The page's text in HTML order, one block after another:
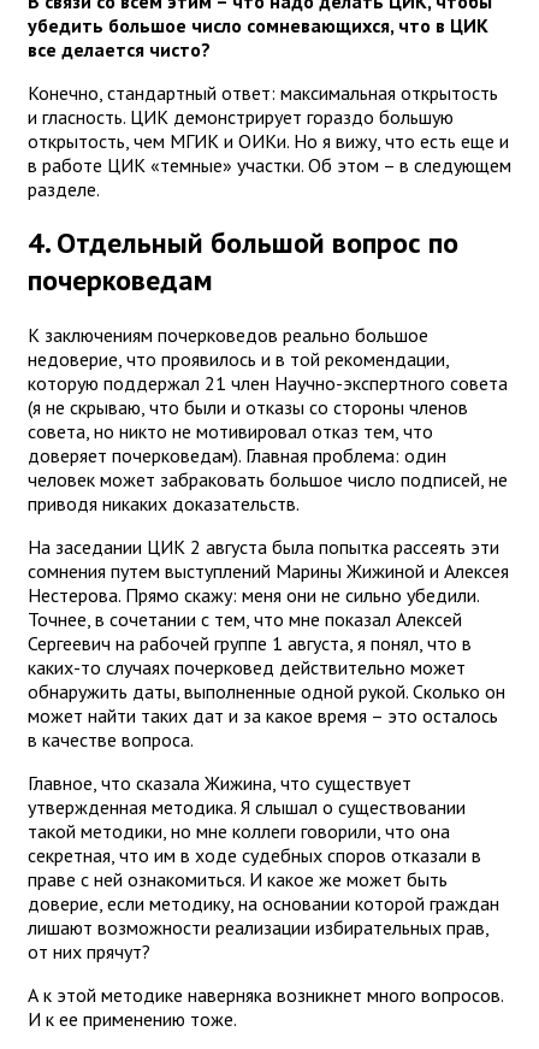
убедить большое число сомневающихся, что в ЦИК
все делается чисто?
Конечно, стандартный ответ: максимальная открытость
и гласность. ЦИК демонстрирует гораздо большую
открытость, чем МГИК и ОИКи. Но я вижу, что есть еще и
в работе ЦИК «темные» участки. Об этом – в следующем
разделе.
4. Отдельный большой вопрос по
почерковедам
К заключениям почерковедов реально большое
недоверие, что проявилось и в той рекомендации,
которую поддержал 21 член Научно-экспертного совета
(я не скрываю, что были и отказы со стороны членов
совета, но никто не мотивировал отказ тем, что
доверяет почерковедам). Главная проблема: один
человек может забраковать большое число подписей, не
приводя никаких доказательств.
На заседании ЦИК 2 августа была попытка рассеять эти
сомнения путем выступлений Марины Жижиной и Алексея
Нестерова. Прямо скажу: меня они не сильно убедили.
Точнее, в сочетании с тем, что мне показал Алексей
Сергеевич на рабочей группе 1 августа, я понял, что в
каких-то случаях почерковед действительно может
обнаружить даты, выполненные одной рукой. Сколько он
может найти таких дат и за какое время – это осталось
в качестве вопроса.
Главное, что сказала Жижина, что существует
утвержденная методика. Я слышал о существовании
такой методики, но мне коллеги говорили, что она
секретная, что им в ходе судебных споров отказали в
праве с ней ознакомиться. И какое же может быть
доверие, если методику, на основании которой граждан
лишают возможности реализации избирательных прав,
от них прячут?
А к этой методике наверняка возникнет много вопросов.
И к ее применению тоже.